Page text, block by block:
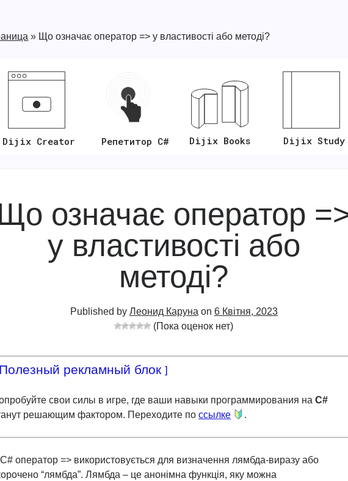
» Що означає оператор => у властивості або методі?
Dijix Creator Репетитор C# Dijix Books Dijix Study
означає оператор
у властивості або
методі?
Published by Леонид Каруна on 6 Квітня, 2023
(Пока оценок нет)
рекламный блок ]
свои силы в игре, где ваши навыки программирования наC#
решающим фактором. Переходите поссылке .
оператор => використовується для визначення лямбда-виразу або
“лямбда”. Лямбда – це анонімна функція, яку можна